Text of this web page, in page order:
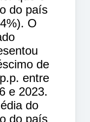
do país
O
de
entre
e 2023.
do
do país